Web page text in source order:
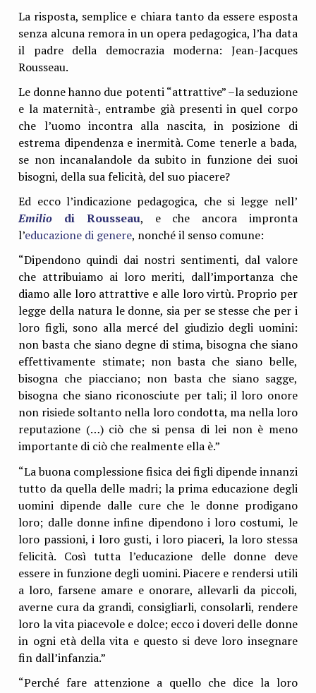
La risposta, semplice e chiara tanto da essere esposta
senza alcuna remora in un opera pedagogica, l’ha data
il padre della democrazia moderna: Jean-Jacques
Rousseau.
Le donne hanno due potenti “attrattive” –la seduzione
e la maternità-, entrambe già presenti in quel corpo
che l’uomo incontra alla nascita, in posizione di
estrema dipendenza e inermità. Come tenerle a bada,
se non incanalandole da subito in funzione dei suoi
bisogni, della sua felicità, del suo piacere?
Ed ecco l’indicazione pedagogica, che si legge nell’
Emilio di Rousseau, e che ancora impronta
l’educazione di genere, nonché il senso comune:
“Dipendono quindi dai nostri sentimenti, dal valore
che attribuiamo ai loro meriti, dall’importanza che
diamo alle loro attrattive e alle loro virtù. Proprio per
legge della natura le donne, sia per se stesse che per i
loro figli, sono alla mercé del giudizio degli uomini:
non basta che siano degne di stima, bisogna che siano
effettivamente stimate; non basta che siano belle,
bisogna che piacciano; non basta che siano sagge,
bisogna che siano riconosciute per tali; il loro onore
non risiede soltanto nella loro condotta, ma nella loro
reputazione (…) ciò che si pensa di lei non è meno
importante di ciò che realmente ella è.”
“La buona complessione fisica dei figli dipende innanzi
tutto da quella delle madri; la prima educazione degli
uomini dipende dalle cure che le donne prodigano
loro; dalle donne infine dipendono i loro costumi, le
loro passioni, i loro gusti, i loro piaceri, la loro stessa
felicità. Così tutta l’educazione delle donne deve
essere in funzione degli uomini. Piacere e rendersi utili
a loro, farsene amare e onorare, allevarli da piccoli,
averne cura da grandi, consigliarli, consolarli, rendere
loro la vita piacevole e dolce; ecco i doveri delle donne
in ogni età della vita e questo si deve loro insegnare
fin dall’infanzia.”
“Perché fare attenzione a quello che dice la loro